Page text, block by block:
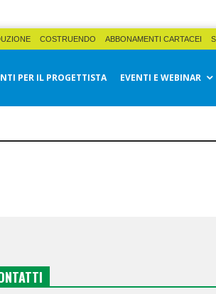
COSTRUENDO ABBONAMENTI CARTACEI
PER IL PROGETTISTA EVENTI E WEBINAR